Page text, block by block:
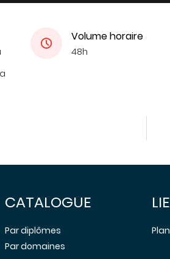
Volume horaire
48h
CATALOGUE
Par diplômes
Par domaines